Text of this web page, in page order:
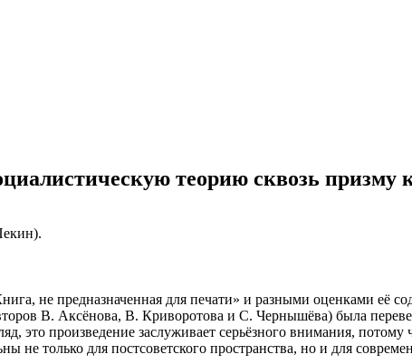
теорию сквозь призму
не предназначенная для печати» и разными оценками её
В. Аксёнова, В. Криворотова и С. Чернышёва) была
это произведение заслуживает серьёзного внимания, потому
не только для постсоветского пространства, но и для